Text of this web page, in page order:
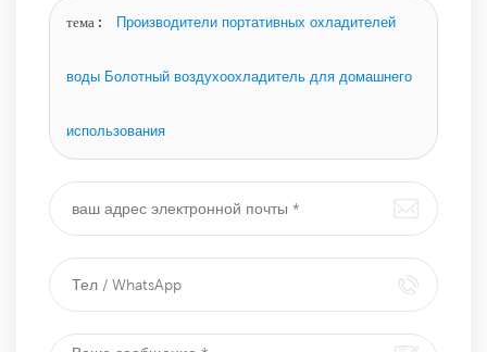
только сможем.
тема : Производители портативных охладителей
воды Болотный воздухоохладитель для домашнего
использования